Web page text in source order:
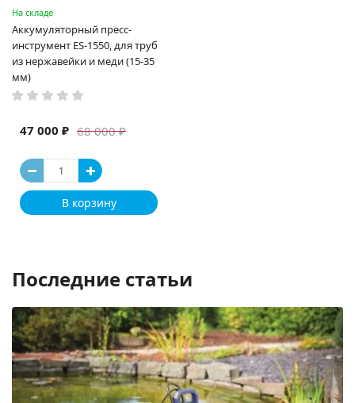
На складе
Аккумуляторный пресс-
инструмент ES-1550, для труб
из нержавейки и меди (15-35
мм)
68 000 ₽
47 000 ₽
В корзину
Последние статьи